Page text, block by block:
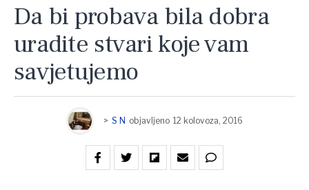
Da bi probava bila dobra
uradite stvari koje vam
savjetujemo
> S N objavljeno 12 kolovoza, 2016